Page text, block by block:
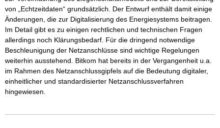
von „Echtzeitdaten“ grundsätzlich. Der Entwurf enthält damit einige
Änderungen, die zur Digitalisierung des Energiesystems beitragen.
Im Detail gibt es zu einigen rechtlichen und technischen Fragen
allerdings noch Klärungsbedarf. Für die dringend notwendige
Beschleunigung der Netzanschlüsse sind wichtige Regelungen
weiterhin ausstehend. Bitkom hat bereits in der Vergangenheit u.a.
im Rahmen des Netzanschlussgipfels auf die Bedeutung digitaler,
einheitlicher und standardisierter Netzanschlussverfahren
hingewiesen.